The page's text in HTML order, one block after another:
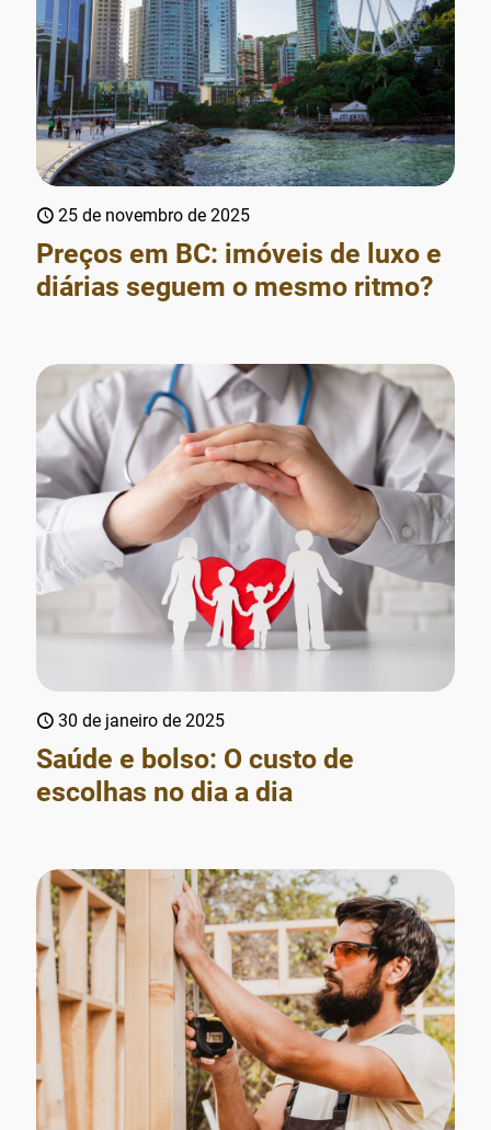
25 de novembro de 2025
Preços em BC: imóveis de luxo e
diárias seguem o mesmo ritmo?
30 de janeiro de 2025
Saúde e bolso: O custo de
escolhas no dia a dia